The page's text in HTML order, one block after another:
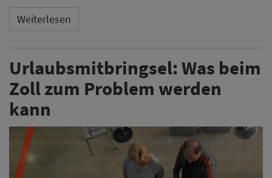
Weiterlesen
Urlaubsmitbringsel: Was beim
Zoll zum Problem werden
kann